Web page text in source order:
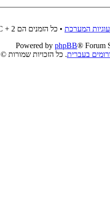
המערכת • כל הזמנים הם UTC + 2 שעות
Powered by phpBB® Forum
. כל הזכויות שמורות © 2008 - phpBB.co.il.